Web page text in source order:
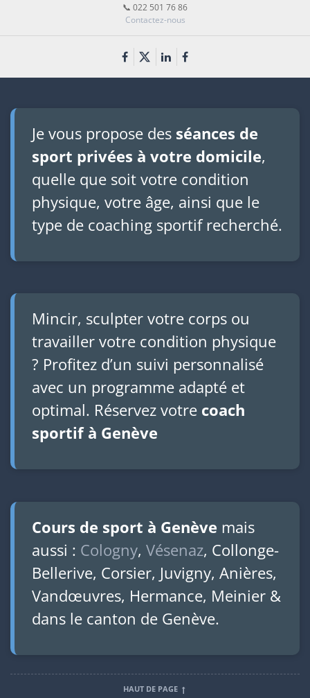
📞 022 501 76 86
Contactez-nous
Je vous propose des séances de
sport privées à votre domicile,
quelle que soit votre condition
physique, votre âge, ainsi que le
type de coaching sportif recherché.
Mincir, sculpter votre corps ou
travailler votre condition physique
? Profitez d’un suivi personnalisé
avec un programme adapté et
optimal. Réservez votre coach
sportif à Genève
Cours de sport à Genève mais
aussi : Cologny, Vésenaz, Collonge-
Bellerive, Corsier, Juvigny, Anières,
Vandœuvres, Hermance, Meinier &
dans le canton de Genève.
HAUT DE PAGE